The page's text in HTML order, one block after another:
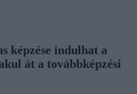
képzése indulhat a
át a továbbképzési